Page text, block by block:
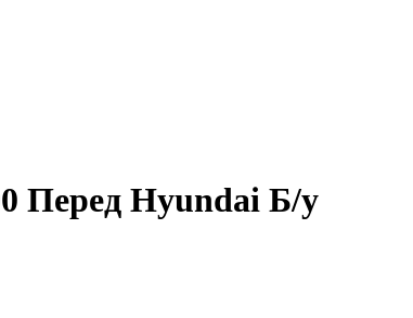
Перед Hyundai Б/у